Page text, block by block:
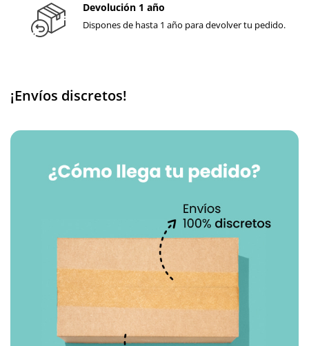
Devolución 1 año
Dispones de hasta 1 año para devolver tu pedido.
¡Envíos discretos!